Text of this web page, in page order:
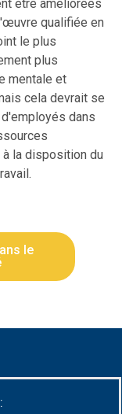
être améliorées
qualifiée en
le plus
plus
mentale et
cela devrait se
dans
la disposition du
le